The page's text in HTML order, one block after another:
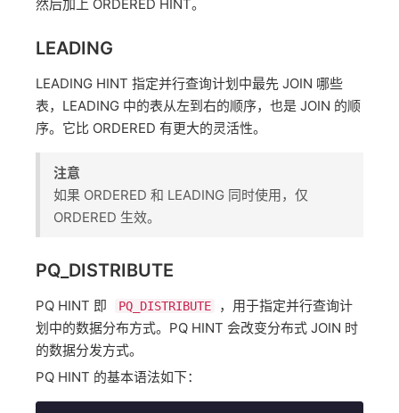
然后加上 ORDERED HINT。
LEADING
LEADING HINT 指定并行查询计划中最先 JOIN 哪些
表，LEADING 中的表从左到右的顺序，也是 JOIN 的顺
序。它比 ORDERED 有更大的灵活性。
注意
如果 ORDERED 和 LEADING 同时使用，仅
ORDERED 生效。
PQ_DISTRIBUTE
PQ HINT 即 PQ_DISTRIBUTE
，用于指定并行查询计
划中的数据分布方式。PQ HINT 会改变分布式 JOIN 时
的数据分发方式。
PQ HINT 的基本语法如下：